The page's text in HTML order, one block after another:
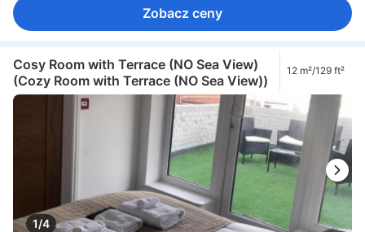
Zobacz ceny
Cosy Room with Terrace (NO Sea View)
(Cozy Room with Terrace (NO Sea View))
12 m²/129 ft²
1/4